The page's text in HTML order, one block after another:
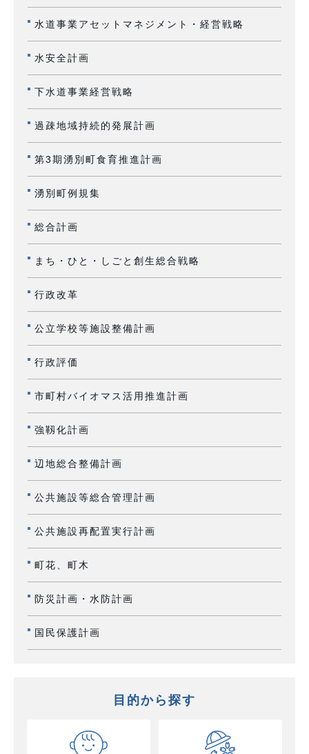
水道事業アセットマネジメント・経営戦略
水安全計画
下水道事業経営戦略
過疎地域持続的発展計画
第3期湧別町食育推進計画
湧別町例規集
総合計画
まち・ひと・しごと創生総合戦略
行政改革
公立学校等施設整備計画
行政評価
市町村バイオマス活用推進計画
強靱化計画
辺地総合整備計画
公共施設等総合管理計画
公共施設再配置実行計画
町花、町木
防災計画・水防計画
国民保護計画
目的から探す